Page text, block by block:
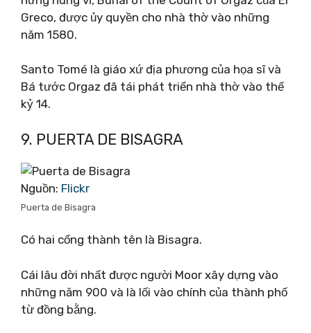
Greco, được ủy quyền cho nhà thờ vào những
năm 1580.
Santo Tomé là giáo xứ địa phương của họa sĩ và
Bá tước Orgaz đã tái phát triển nhà thờ vào thế
kỷ 14.
9. PUERTA DE BISAGRA
Nguồn: Flickr
Puerta de Bisagra
Có hai cổng thành tên là Bisagra.
Cái lâu đời nhất được người Moor xây dựng vào
những năm 900 và là lối vào chính của thành phố
từ đồng bằng.